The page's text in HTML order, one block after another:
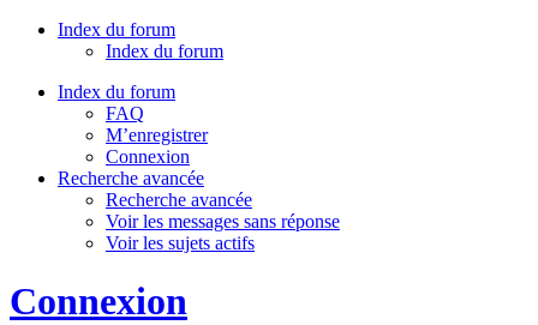
Index du forum
Index du forum
Index du forum
FAQ
M’enregistrer
Connexion
Recherche avancée
Recherche avancée
Voir les messages sans réponse
Voir les sujets actifs
Connexion